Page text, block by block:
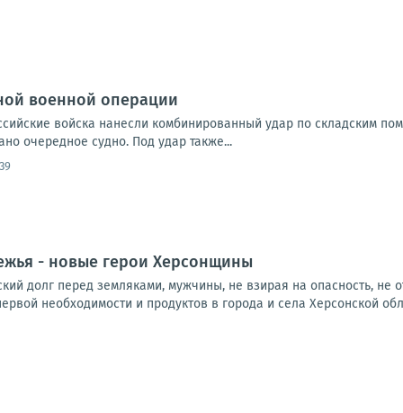
военной операции
войска нанесли комбинированный удар по складским
очередное судно. Под удар также...
- новые герои Херсонщины
долг перед земляками, мужчины, не взирая на опасность, не
необходимости и продуктов в города и села Херсонской